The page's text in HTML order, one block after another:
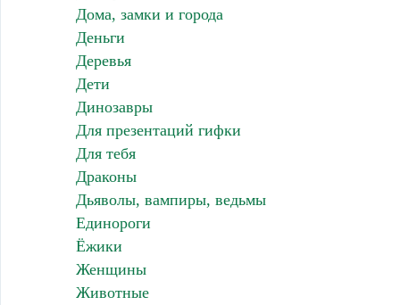
Дома, замки и города
Деньги
Деревья
Дети
Динозавры
Для презентаций гифки
Для тебя
Драконы
Дьяволы, вампиры, ведьмы
Единороги
Ёжики
Женщины
Животные